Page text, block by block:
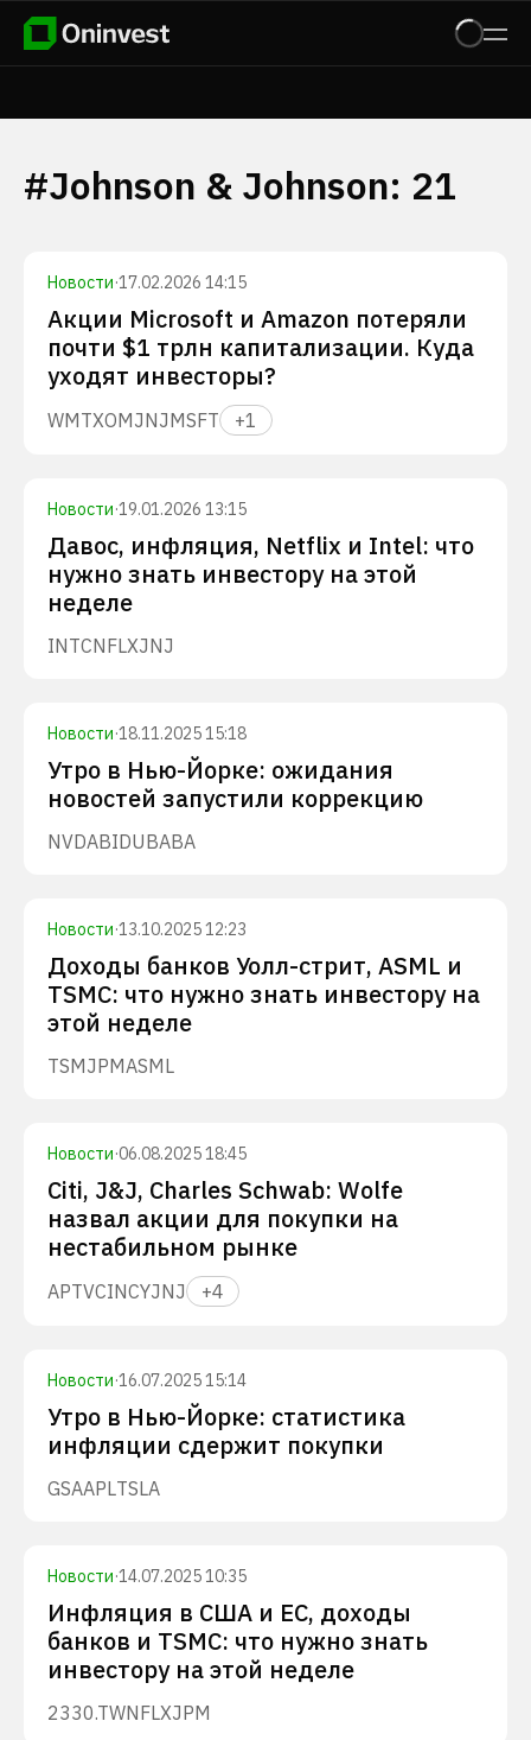
#Johnson & Johnson: 21
Новости·17.02.2026 14:15
Акции Microsoft и Amazon потеряли
почти $1 трлн капитализации. Куда
уходят инвесторы?
WMTXOMJNJMSFT +1
Новости·19.01.2026 13:15
Давос, инфляция, Netflix и Intel: что
нужно знать инвестору на этой
неделе
INTCNFLXJNJ
Новости·18.11.2025 15:18
Утро в Нью-Йорке: ожидания
новостей запустили коррекцию
NVDABIDUBABA
Новости·13.10.2025 12:23
Доходы банков Уолл-стрит, ASML и
TSMC: что нужно знать инвестору на
этой неделе
TSMJPMASML
Новости·06.08.2025 18:45
Citi, J&J, Charles Schwab: Wolfe
назвал акции для покупки на
нестабильном рынке
APTVCINCYJNJ +4
Новости·16.07.2025 15:14
Утро в Нью-Йорке: статистика
инфляции сдержит покупки
GSAAPLTSLA
Новости·14.07.2025 10:35
Инфляция в США и ЕС, доходы
банков и TSMC: что нужно знать
инвестору на этой неделе
2330.TWNFLXJPM